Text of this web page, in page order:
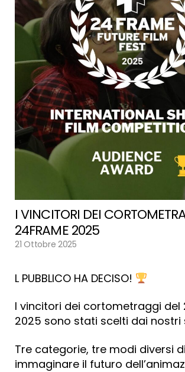
I VINCITORI DEI
24FRAME 2025
21 Ottobre 2025
L PUBBLICO HA DECISO!
I vincitori dei cortometraggi del
2025 sono stati scelti dai
Tre categorie, tre modi diversi di
immaginare il futuro